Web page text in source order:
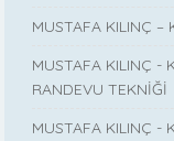
MUSTAFA KILINÇ –
MUSTAFA KILINÇ -
RANDEVU TEKNİĞİ
MUSTAFA KILINÇ -